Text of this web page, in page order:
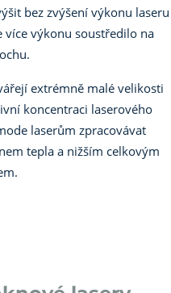
bez zvýšení výkonu laseru
více výkonu soustředilo na
extrémně malé velikosti
koncentraci laserového
laserům zpracovávat
tepla a nižším celkovým